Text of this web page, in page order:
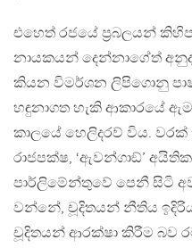
එහෙත් රජයේ ප‍්‍රබලයන්
නායකයන් දෙන්නාගේත්
කියන විමර්ශන ලිපිගොනු
හඳුනාගත හැකි ආකාරයේ
කාලයේ හෙලිදරව් විය. වරක්
රාජපක්ෂ, ‘ඇවන්ගාඞ්’
පාර්ලිමේන්තුවේ පෙනී සිටි
වන්නේ, චූදිතයන් නීතිය
චූදිතයන් ආරක්ෂා කිරීම බව